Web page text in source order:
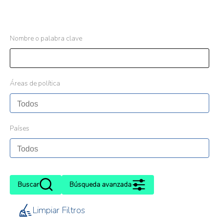
Nombre o palabra clave
Áreas de política
Países
Buscar Búsqueda avanzada
Limpiar Filtros